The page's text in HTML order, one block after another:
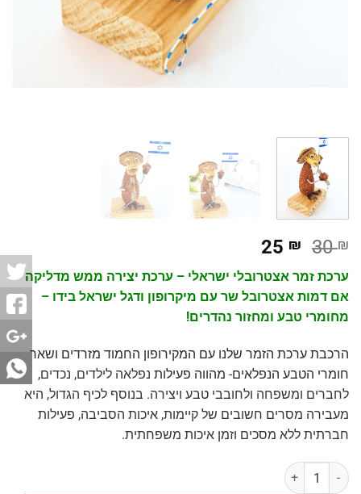
30₪
25 ₪
ערכת זמר אצטרובלי ישראלי – ערכת יצירה ממש מדליקה
אם דמות אצטרובל שר עם מיקרופון ודגל ישראל בידו –
מחומרי טבע ומחזור נהדרים!
הרכבת ערכת הזמר שלנו עם המקירופון החמוד מזרדים ושאר
חומרי הטבע הנפלאים- מהווה פעילות נפלאה לילדים, נכדים,
לחברים ומשפחה ולחובבי טבע ויצירה. בנוסף לכיף הגדול, היא
מעבירה מסרים חשובים של קיימות, איכות הסביבה, פעילות
חברתית ללא מסכים וזמן איכות משפחתית.